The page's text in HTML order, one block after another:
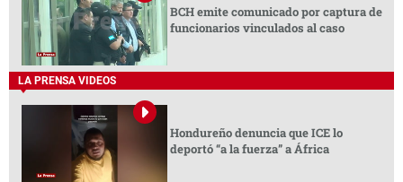
BCH emite comunicado por captura de
funcionarios vinculados al caso
LA PRENSA VIDEOS
Hondureño denuncia que ICE lo
deportó “a la fuerza” a África